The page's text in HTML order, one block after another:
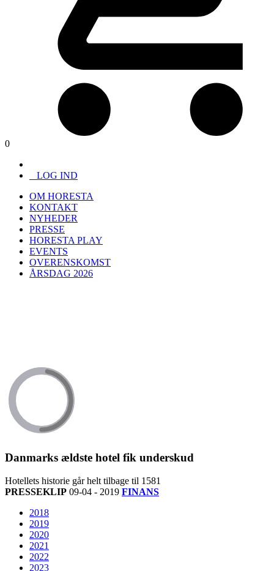
0
LOG IND
OM HORESTA
KONTAKT
NYHEDER
PRESSE
HORESTA PLAY
EVENTS
OVERENSKOMST
ÅRSDAG 2026
Danmarks ældste hotel fik underskud
Hotellets historie går helt tilbage til 1581
PRESSEKLIP 09-04 - 2019 FINANS
2018
2019
2020
2021
2022
2023